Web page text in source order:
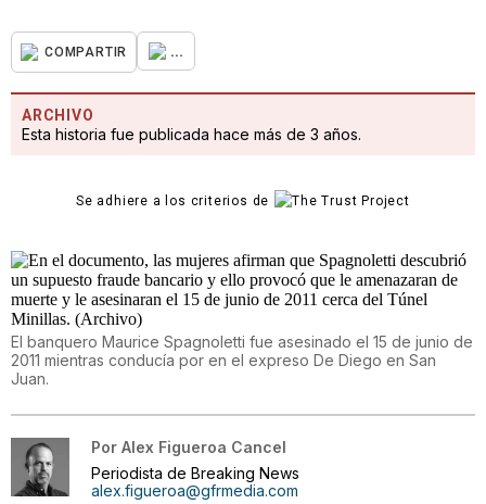
COMPARTIR ...
ARCHIVO
Esta historia fue publicada hace más de 3 años.
Se adhiere a los criterios de
El banquero Maurice Spagnoletti fue asesinado el 15 de junio de
2011 mientras conducía por en el expreso De Diego en San
Juan.
Por Alex Figueroa Cancel
Periodista de Breaking News
alex.figueroa@gfrmedia.com